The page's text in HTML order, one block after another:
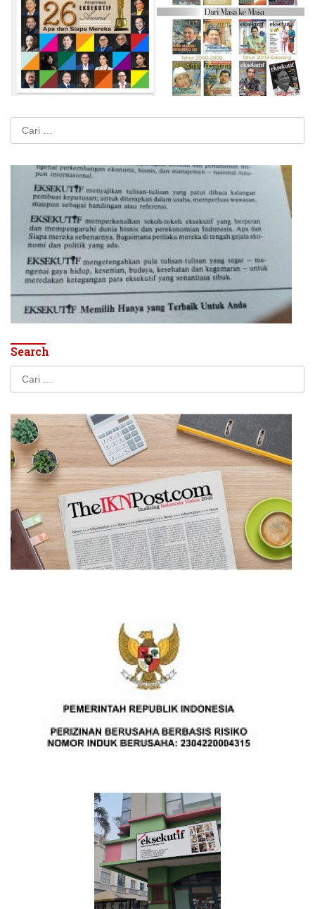
Cari
untuk:
Search
Cari
untuk: